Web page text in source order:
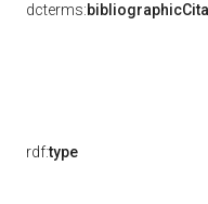
dcterms:
rdf:type